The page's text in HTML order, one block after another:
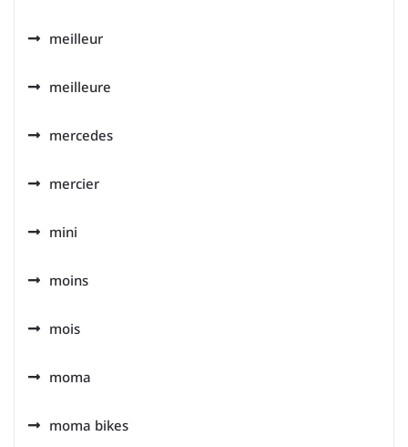
meilleur
meilleure
mercedes
mercier
mini
moins
mois
moma
moma bikes